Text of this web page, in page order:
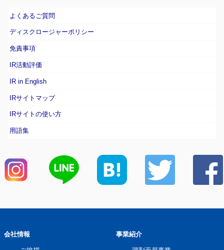
よくあるご質問
ディスクロージャーポリシー
免責事項
IR活動評価
IR in English
IRサイトマップ
IRサイトの使い方
用語集
会社情報 事業紹介